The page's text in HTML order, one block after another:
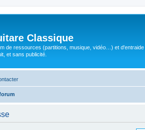
Classique
de ressources (partitions, musique, vidéo…) et
et sans publicité.